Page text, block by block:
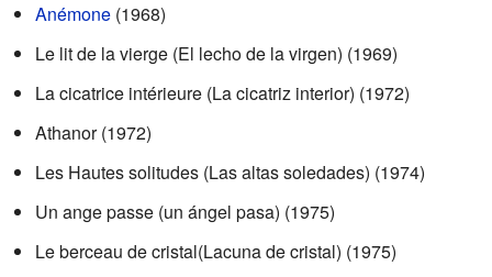
Anémone (1968)
Le lit de la vierge (El lecho de la virgen) (1969)
La cicatrice intérieure (La cicatriz interior) (1972)
Athanor (1972)
Les Hautes solitudes (Las altas soledades) (1974)
Un ange passe (un ángel pasa) (1975)
Le berceau de cristal(Lacuna de cristal) (1975)